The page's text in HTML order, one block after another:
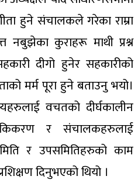
हुने संचालकले गरेका राम्रा
नबुझेका कुराहरू माथी प्रश्न
दीगो हुनेर सहकारीको
मर्म पूरा हुने बताउनु भयो।
वचतको दीर्घकालीन
र संचालकहरुलाई
र उपसमितिहरुको काम
दिनुभएको थियो ।